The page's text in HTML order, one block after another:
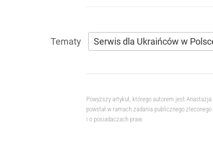
Serwis dla Ukraińców w
Powyższy artykuł, którego autorem jest
powstał w ramach zadania publicznego
i o posiadaczach praw.